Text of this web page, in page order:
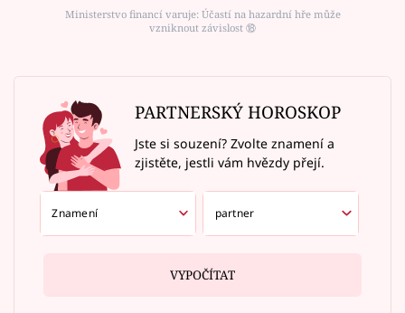
Ministerstvo financí varuje: Účastí na hazardní hře může
vzniknout závislost ⑱
PARTNERSKÝ HOROSKOP
Jste si souzení? Zvolte znamení a
zjistěte, jestli vám hvězdy přejí.
VYPOČÍTAT